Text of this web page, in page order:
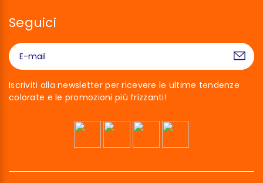
Seguici
Iscriviti alla newsletter per ricevere le ultime tendenze
colorate e le promozioni più frizzanti!